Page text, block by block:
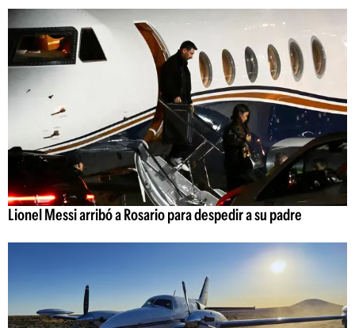
Lionel Messi arribó a Rosario para despedir a su padre